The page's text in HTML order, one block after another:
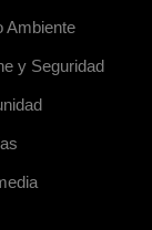
Ambiente
y Seguridad